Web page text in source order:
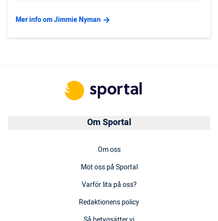
Mer info om Jimmie Nyman
Om Sportal
Om oss
Möt oss på Sportal
Varför lita på oss?
Redaktionens policy